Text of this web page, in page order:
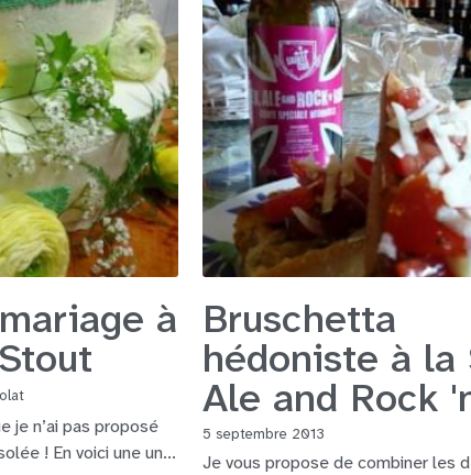
à
je n’ai pas proposé
! En voici une un...
Bruschetta
hédoniste à la
Ale and Rock
5 septembre 2013
Je vous propose de combiner les